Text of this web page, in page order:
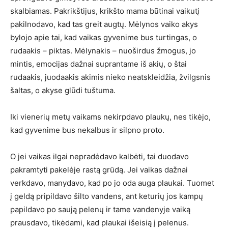
skalbiamas. Pakrikštijus, krikšto mama būtinai vaikutį
pakilnodavo, kad tas greit augtų. Mėlynos vaiko akys
bylojo apie tai, kad vaikas gyvenime bus turtingas, o
rudaakis – piktas. Mėlynakis – nuoširdus žmogus, jo
mintis, emocijas dažnai suprantame iš akių, o štai
rudaakis, juodaakis akimis nieko neatskleidžia, žvilgsnis
šaltas, o akyse glūdi tuštuma.
Iki vienerių metų vaikams nekirpdavo plaukų, nes tikėjo,
kad gyvenime bus nekalbus ir silpno proto.
O jei vaikas ilgai nepradėdavo kalbėti, tai duodavo
pakramtyti pakelėje rastą grūdą. Jei vaikas dažnai
verkdavo, manydavo, kad po jo oda auga plaukai. Tuomet
į geldą pripildavo šilto vandens, ant keturių jos kampų
papildavo po saują pelenų ir tame vandenyje vaiką
prausdavo, tikėdami, kad plaukai išeisią į pelenus.